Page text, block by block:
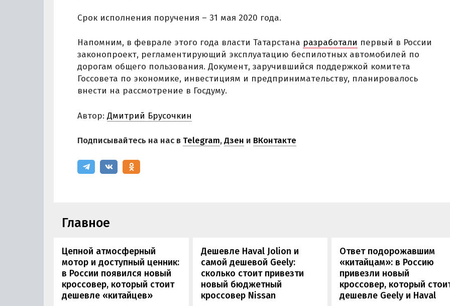
Срок исполнения поручения – 31 мая 2020 года.
Напомним, в феврале этого года власти Татарстана разработали первый в России
законопроект, регламентирующий эксплуатацию беспилотных автомобилей по
дорогам общего пользования. Документ, заручившийся поддержкой комитета
Госсовета по экономике, инвестициям и предпринимательству, планировалось
внести на рассмотрение в Госдуму.
Автор: Дмитрий Брусочкин
Подписывайтесь на нас в Telegram,Дзен и ВКонтакте
Главное
Цепной атмосферный
мотор и доступный ценник:
в России появился новый
кроссовер, который стоит
дешевле «китайцев»
Дешевле Haval Jolion и
самой дешевой Geely:
сколько стоит привезти
новый бюджетный
кроссовер Nissan
Ответ подорожавшим
«китайцам»: в Россию
привезли новый
кроссовер, который
дешевле Geely и Haval